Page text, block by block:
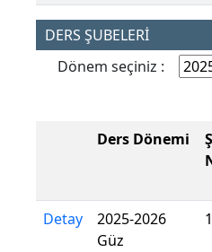
DERS ŞUBELERİ
Dönem seçiniz :
Ders Dönemi
Detay
2025-2026
Güz
1